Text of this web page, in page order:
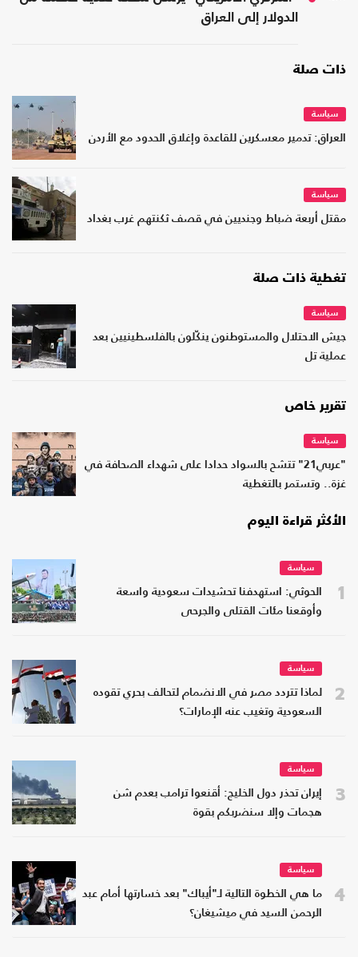
الدولار إلى العراق
ذات صلة
سياسة
العراق: تدمير معسكرين للقاعدة وإغلاق الحدود مع الأردن
سياسة
مقتل أربعة ضباط وجنديين في قصف ثكنتهم غرب بغداد
تغطية ذات صلة
سياسة
جيش الاحتلال والمستوطنون ينكّلون بالفلسطينيين بعد
عملية تل
تقرير خاص
سياسة
"عربي21" تتشح بالسواد حدادا على شهداء الصحافة في
غزة.. وتستمر بالتغطية
الأكثر قراءة اليوم
1
سياسة
الحوثي: استهدفنا تحشيدات سعودية واسعة
وأوقعنا مئات القتلى والجرحى
2
سياسة
لماذا تتردد مصر في الانضمام لتحالف بحري تقوده
السعودية وتغيب عنه الإمارات؟
3
سياسة
إيران تحذر دول الخليج: أقنعوا ترامب بعدم شن
هجمات وإلا سنضربكم بقوة
4
سياسة
ما هي الخطوة التالية لـ"أيباك" بعد خسارتها أمام عبد
الرحمن السيد في ميشيغان؟